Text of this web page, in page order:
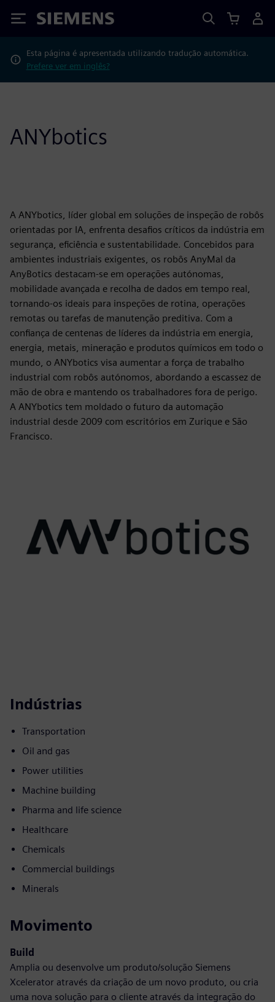
Siemens
Esta página é apresentada utilizando tradução automática.
Prefere ver em inglês?
ANYbotics
A ANYbotics, líder global em soluções de inspeção de robôs
orientadas por IA, enfrenta desafios críticos da indústria em
segurança, eficiência e sustentabilidade. Concebidos para
ambientes industriais exigentes, os robôs AnyMal da
AnyBotics destacam-se em operações autónomas,
mobilidade avançada e recolha de dados em tempo real,
tornando-os ideais para inspeções de rotina, operações
remotas ou tarefas de manutenção preditiva. Com a
confiança de centenas de líderes da indústria em energia,
energia, metais, mineração e produtos químicos em todo o
mundo, o ANYbotics visa aumentar a força de trabalho
industrial com robôs autónomos, abordando a escassez de
mão de obra e mantendo os trabalhadores fora de perigo.
A ANYbotics tem moldado o futuro da automação
industrial desde 2009 com escritórios em Zurique e São
Francisco.
Indústrias
Transportation
Oil and gas
Power utilities
Machine building
Pharma and life science
Healthcare
Chemicals
Commercial buildings
Minerals
Movimento
Build
Amplia ou desenvolve um produto/solução Siemens
Xcelerator através da criação de um novo produto, ou cria
uma nova solução para o cliente através da integração do